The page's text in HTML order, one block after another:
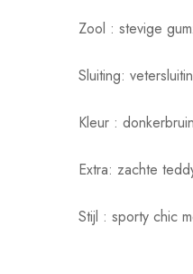
Zool : stevige
Sluiting:
Kleur :
Extra: zachte
Stijl : sporty chic